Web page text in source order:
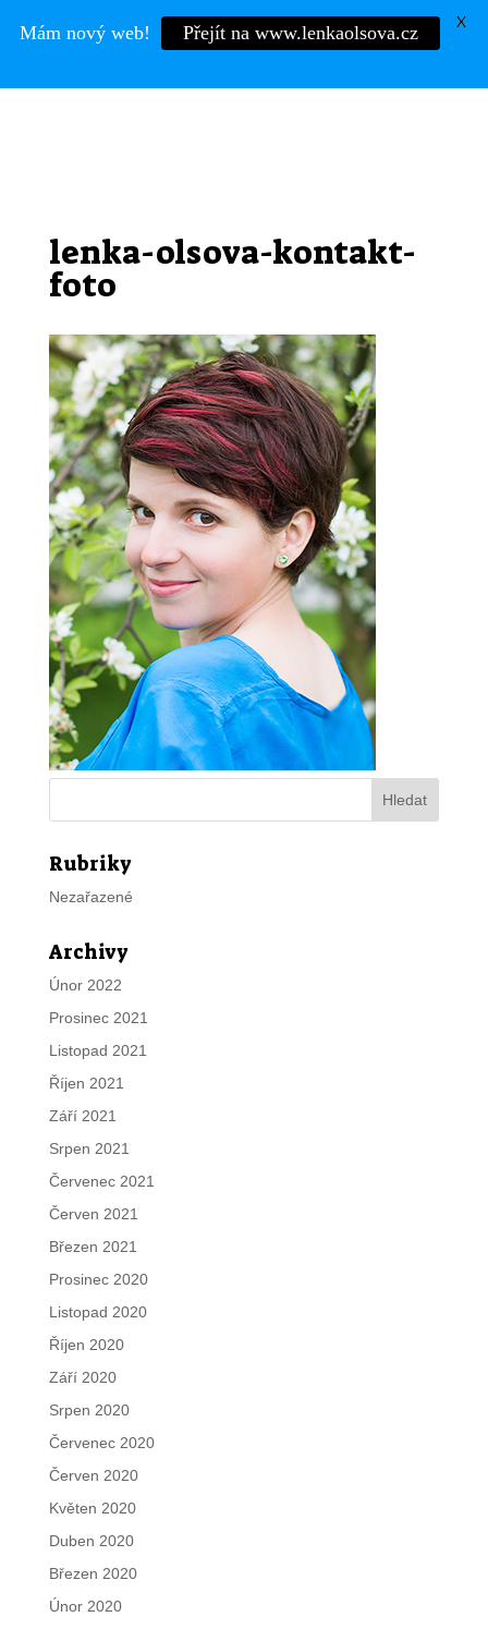
Mgr.LENKA OLŠOVÁ
lenka-olsova-kontakt-
foto
Rubriky
Nezařazené
Archivy
Únor 2022
Prosinec 2021
Listopad 2021
Říjen 2021
Září 2021
Srpen 2021
Červenec 2021
Červen 2021
Březen 2021
Prosinec 2020
Listopad 2020
Říjen 2020
Září 2020
Srpen 2020
Červenec 2020
Červen 2020
Květen 2020
Duben 2020
Březen 2020
Únor 2020
Mám nový web! Přejít na www.lenkaolsova.cz
X